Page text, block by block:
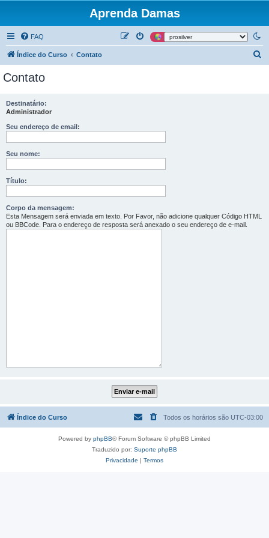
Aprenda Damas
FAQ
Índice do Curso Contato
Contato
Destinatário:
Administrador
Seu endereço de email:
Seu nome:
Título:
Corpo da mensagem:
Esta Mensagem será enviada em texto. Por Favor, não adicione qualquer Código HTML
ou BBCode. Para o endereço de resposta será anexado o seu endereço de e-mail.
Índice do Curso Todos os horários são UTC-03:00
Powered by phpBB® Forum Software © phpBB Limited
Traduzido por: Suporte phpBB
Privacidade | Termos